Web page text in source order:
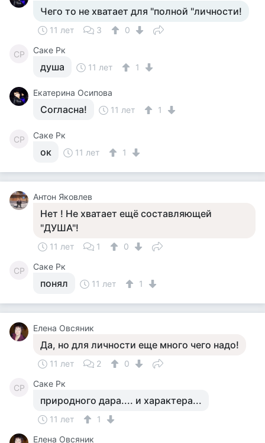
Чего то не хватает для "полной "личности!
11 лет 3 0
СР Саке Рк
душа 11 лет 1
Екатерина Осипова
Согласна! 11 лет 1
СР Саке Рк
ок 11 лет 1
Антон Яковлев
Нет ! Не хватает ещё составляющей
"ДУША"!
11 лет 1 0
СР Саке Рк
понял 11 лет 1
Елена Овсяник
Да, но для личности еще много чего надо!
11 лет 2 0
СР Саке Рк
природного дара.... и характера...
11 лет
1
Елена Овсяник